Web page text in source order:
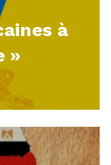
à
»